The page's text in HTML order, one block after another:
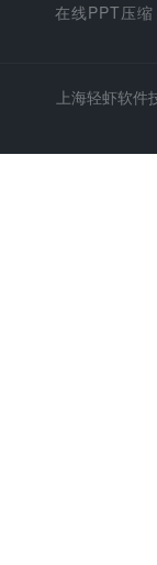
在线PPT压缩
上海轻虾软件